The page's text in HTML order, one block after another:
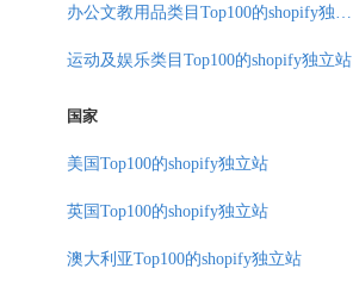
运动及娱乐类目Top100的shopify独立站
国家
美国Top100的shopify独立站
英国Top100的shopify独立站
澳大利亚Top100的shopify独立站